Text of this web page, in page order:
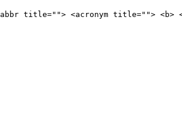
title=""> <acronym title=""> <b>